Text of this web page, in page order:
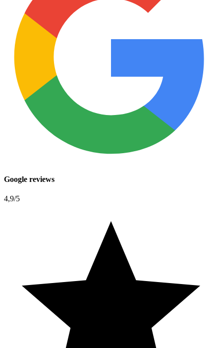
Google reviews
4,9/5